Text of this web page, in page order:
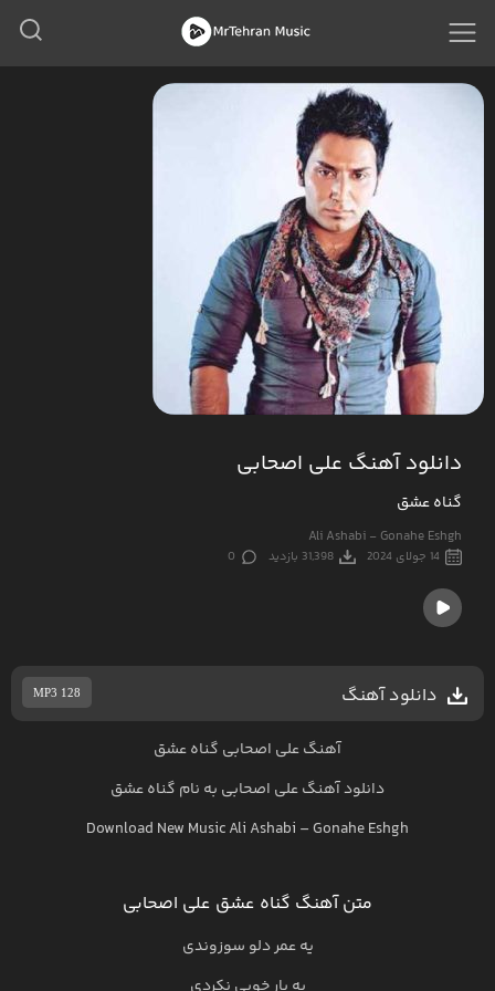
دانلود آهنگ علی اصحابی
گناه عشق
Ali Ashabi - Gonahe Eshgh
14 جولای 2024 31,398 بازدید 0
دانلود آهنگ MP3 128
آهنگ علی اصحابی گناه عشق
دانلود آهنگعلی اصحابی به نام گناه عشق
Download New MusicAli Ashabi –Gonahe Eshgh
متن آهنگ گناه عشق علی اصحابی
یه عمر دلو سوزوندی